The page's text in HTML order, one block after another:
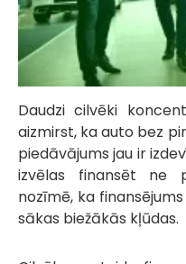
Daudzi cilvēki
aizmirst, ka auto bez
piedāvājums jau ir
izvēlas finansēt ne
nozīmē, ka
sākas biežākās kļūdas.